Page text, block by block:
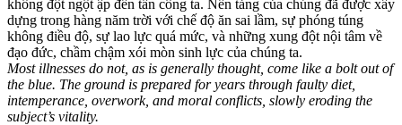
không đột ngột ập đến tấn công ta. Nền tảng của chúng đã được xây
dựng trong hàng năm trời với chế độ ăn sai lầm, sự phóng túng
không điều độ, sự lao lực quá mức, và những xung đột nội tâm về
đạo đức, chầm chậm xói mòn sinh lực của chúng ta.
Most illnesses do not, as is generally thought, come like a bolt out of
the blue. The ground is prepared for years through faulty diet,
intemperance, overwork, and moral conflicts, slowly eroding the
subject’s vitality.